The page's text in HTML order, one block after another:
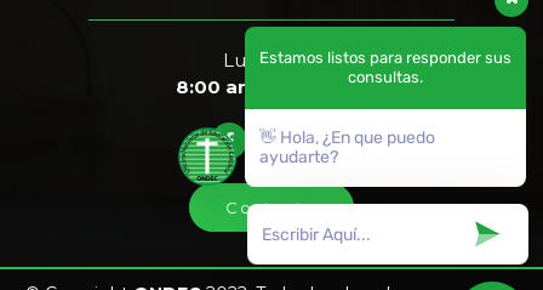
Lun. a Vier.
8:00 am. a 5:00 pm.
Contacto Contacto
Estamos listos para responder sus
consultas.
👋 Hola, ¿En que puedo
ayudarte?